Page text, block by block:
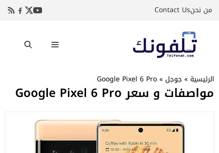
إلىمن نحنContact Us
القائمة
الرئيسية »جوجل »
Google Pixel 6 Pro
مواصفات و سعر Google Pixel 6 Pro